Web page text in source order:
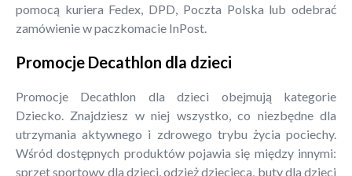
pomocą kuriera Fedex, DPD, Poczta Polska lub odebrać
zamówienie w paczkomacie InPost.
Promocje Decathlon dla dzieci
Promocje Decathlon dla dzieci obejmują kategorie
Dziecko. Znajdziesz w niej wszystko, co niezbędne dla
utrzymania aktywnego i zdrowego trybu życia pociechy.
Wśród dostępnych produktów pojawia się między innymi:
sprzęt sportowy dla dzieci, odzież dziecięca, buty dla dzieci